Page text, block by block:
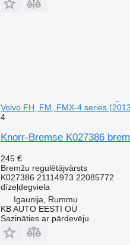
Volvo FH, FM, FMX-4 series
4
Knorr-Bremse K027386
245 €
Bremžu regulētājvārsts
K027386 21114973 22085772
dīzeļdegviela
Igaunija, Rummu
KB AUTO EESTI OÜ
Sazināties ar pārdevēju